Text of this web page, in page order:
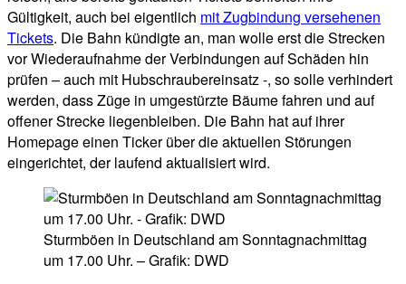
Gültigkeit, auch bei eigentlich mit Zugbindung versehenen
Tickets. Die Bahn kündigte an, man wolle erst die Strecken
vor Wiederaufnahme der Verbindungen auf Schäden hin
prüfen – auch mit Hubschraubereinsatz -, so solle verhindert
werden, dass Züge in umgestürzte Bäume fahren und auf
offener Strecke liegenbleiben. Die Bahn hat auf ihrer
Homepage einen Ticker über die aktuellen Störungen
eingerichtet, der laufend aktualisiert wird.
Sturmböen in Deutschland am Sonntagnachmittag
um 17.00 Uhr. – Grafik: DWD